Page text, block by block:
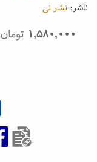
ناشر: نشر نی
۱,۵۸۰,۰۰۰ تومان